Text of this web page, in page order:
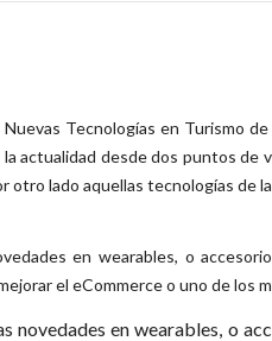
Tecnologías en Turismo
actualidad desde dos puntos
lado aquellas tecnologías de
en wearables, o
el eCommerce o uno de los
novedades en wearables, o